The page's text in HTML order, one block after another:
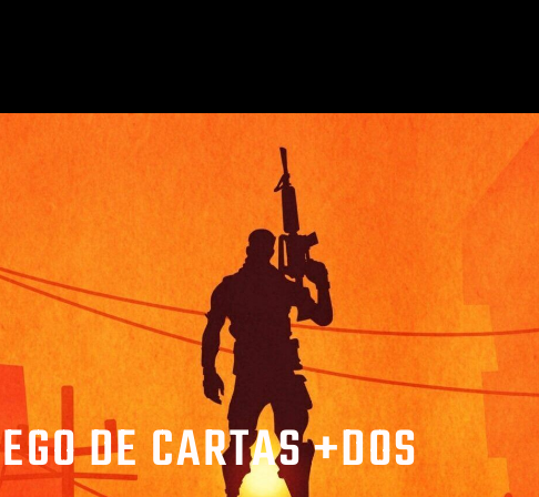
DE CARTAS +DOS